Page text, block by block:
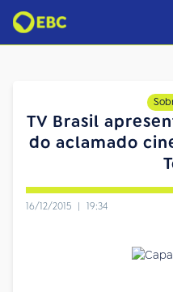
TV Brasil
do aclamado
16/12/2015 | 19:34